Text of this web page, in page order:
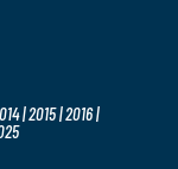
| 2015 | 2016 |